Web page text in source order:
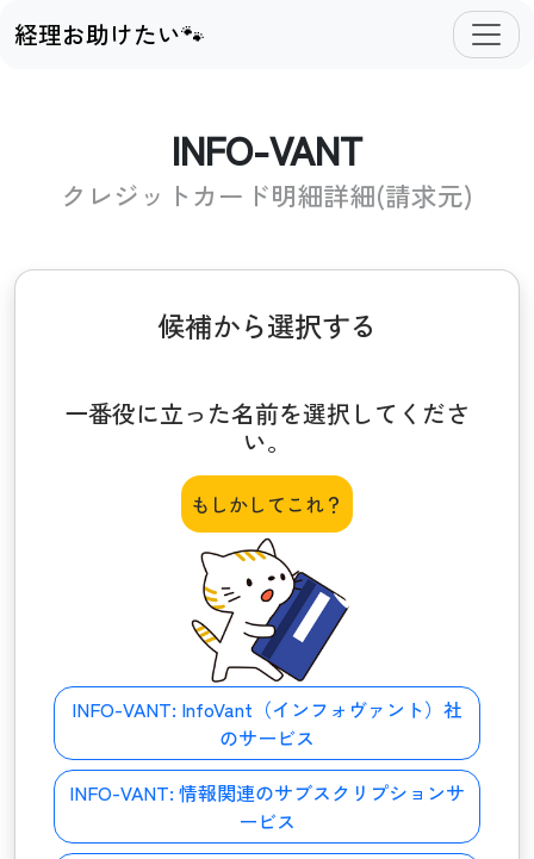
経理お助けたい🐾
INFO-VANT
クレジットカード明細詳細(請求元)
候補から選択する
一番役に立った名前を選択してくださ
い。
もしかしてこれ？
INFO-VANT: InfoVant（インフォヴァント）社
のサービス
INFO-VANT: 情報関連のサブスクリプションサ
ービス